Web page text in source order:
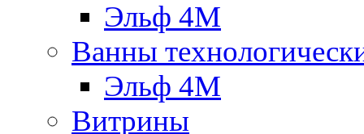
Эльф 4М
Ванны
Эльф 4М
Витрины